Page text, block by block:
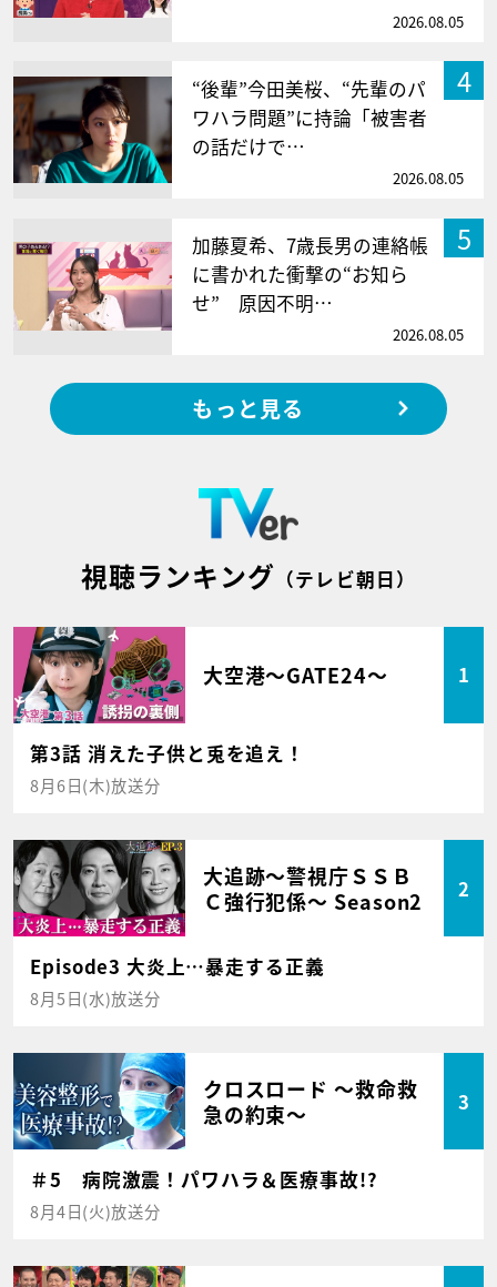
2026.08.05
4
“後輩”今田美桜、“先輩のパ
ワハラ問題”に持論「被害者
の話だけで…
2026.08.05
5
加藤夏希、7歳長男の連絡帳
に書かれた衝撃の“お知ら
せ” 原因不明…
2026.08.05
もっと見る
視聴ランキング （テレビ朝日）
大空港～GATE24～ 1
第3話 消えた子供と兎を追え！
8月6日(木)放送分
大追跡～警視庁ＳＳＢ
Ｃ強行犯係～ Season2
2
Episode3 大炎上…暴走する正義
8月5日(水)放送分
クロスロード ～救命救
急の約束～
3
＃5 病院激震！パワハラ＆医療事故!?
8月4日(火)放送分